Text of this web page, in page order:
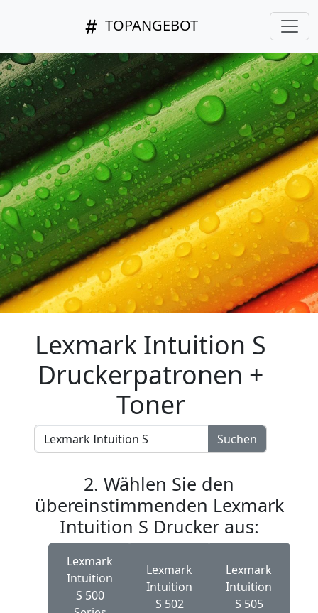
TOPANGEBOT
Lexmark Intuition S
Druckerpatronen +
Toner
Suchen
2. Wählen Sie den
übereinstimmenden Lexmark
Intuition S Drucker aus:
Lexmark
Intuition
S 500
Lexmark
Intuition
S 502
Lexmark
Intuition
S 505